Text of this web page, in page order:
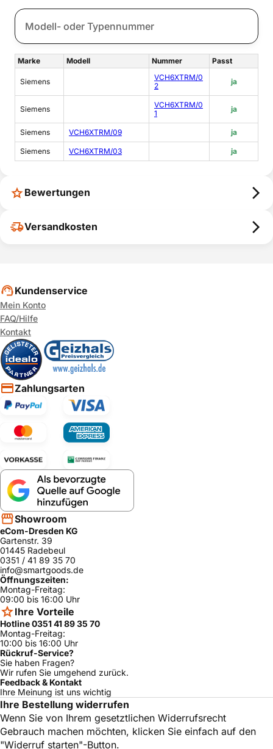
Marke Modell Nummer Passt
Siemens
VCH6XTRM/0
2
ja
Siemens
VCH6XTRM/0
1
ja
Siemens VCH6XTRM/09 ja
Siemens VCH6XTRM/03 ja
Bewertungen
Versandkosten
Kundenservice
Mein Konto
FAQ/Hilfe
Kontakt
Zahlungsarten
Showroom
eCom-Dresden KG
Gartenstr. 39
01445 Radebeul
0351 / 41 89 35 70
info@smartgoods.de
Öffnungszeiten:
Montag-Freitag:
09:00 bis 16:00 Uhr
Ihre Vorteile
Hotline 0351 41 89 35 70
Montag-Freitag:
10:00 bis 16:00 Uhr
Rückruf-Service?
Sie haben Fragen?
Wir rufen Sie umgehend zurück.
Feedback & Kontakt
Ihre Meinung ist uns wichtig
Ihre Bestellung widerrufen
Wenn Sie von Ihrem gesetztlichen Widerrufsrecht
Gebrauch machen möchten, klicken Sie einfach auf den
"Widerruf starten"-Button.